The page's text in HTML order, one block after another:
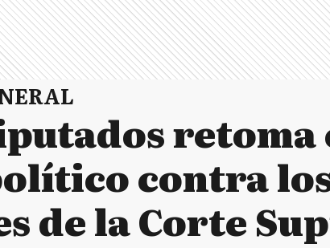
retoma
contra
de la Corte